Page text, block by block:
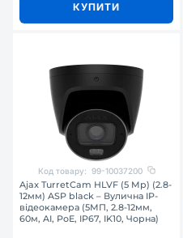
КУПИТИ
Код товару: 99-10037200
Ajax TurretCam HLVF (5 Mp) (2.8-
12мм) ASP black – Вулична IP-
відеокамера (5МП, 2.8-12мм,
60м, AI, PoE, IP67, IK10, Чорна)